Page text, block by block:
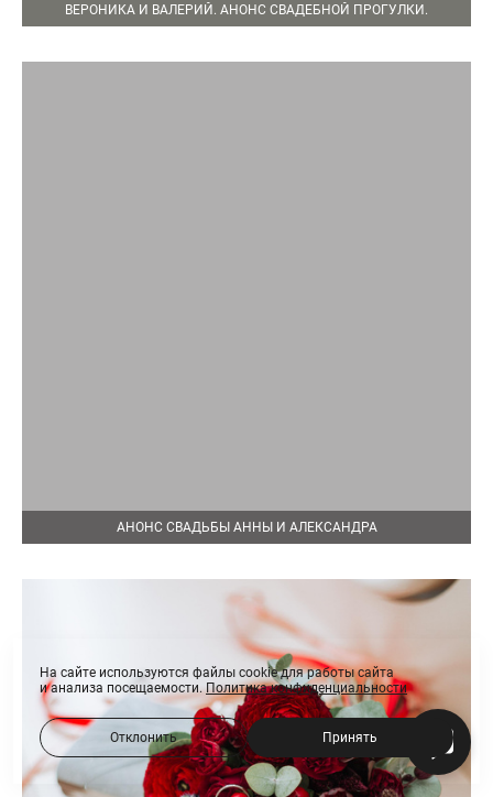
ВЕРОНИКА И ВАЛЕРИЙ. АНОНС СВАДЕБНОЙ ПРОГУЛКИ.
АНОНС СВАДЬБЫ АННЫ И АЛЕКСАНДРА
На сайте используются файлы cookie для работы сайта
и анализа посещаемости.Политика конфиденциальности
Отклонить Принять